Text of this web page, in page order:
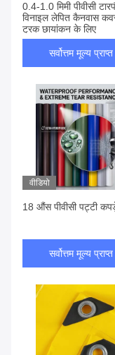
0.4-1.0 मिमी पीवीसी
विनाइल लेपित कैनवास
ट्रक छायांकन के लिए
सर्वोत्तम मूल्य
वीडियो
18 औंस पीवीसी पट्टी
सर्वोत्तम मूल्य